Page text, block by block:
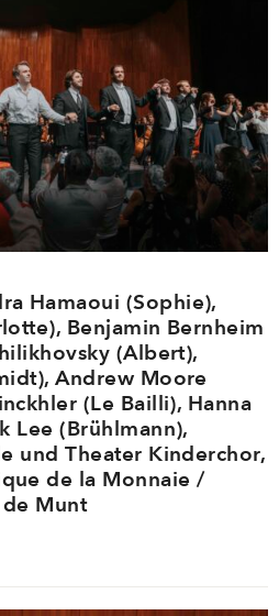
Hamaoui (Sophie),
Benjamin Bernheim
(Albert),
Andrew Moore
(Le Bailli), Hanna
Lee (Brühlmann),
und Theater Kinderchor,
de la Monnaie /
Munt